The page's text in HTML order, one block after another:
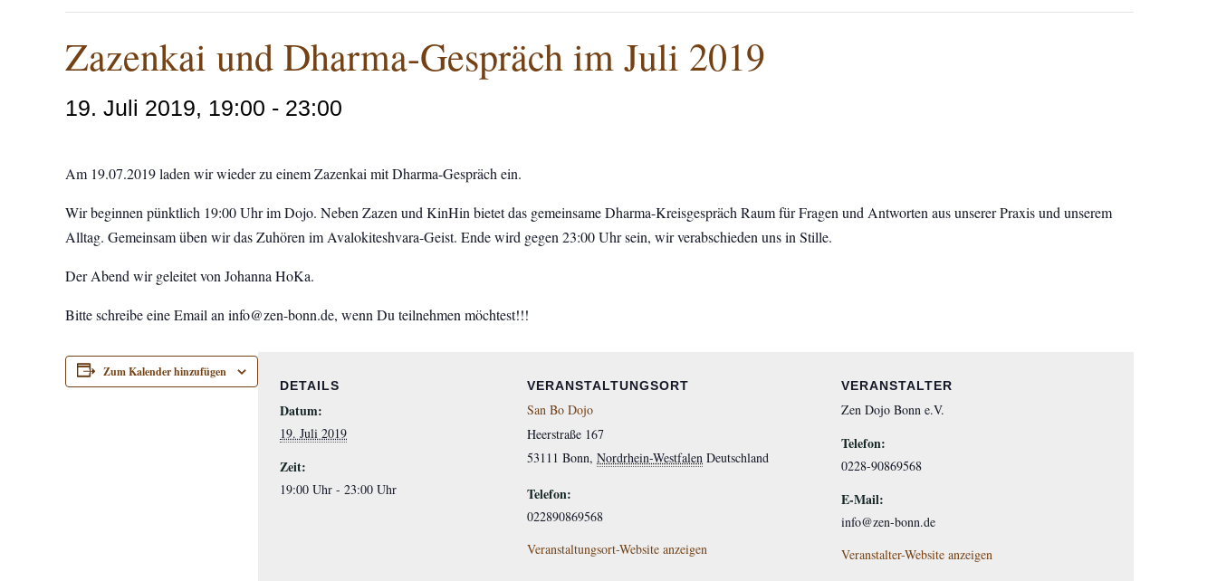
Zazenkai und Dharma-Gespräch im Juli 2019
19. Juli 2019, 19:00 - 23:00
Am 19.07.2019 laden wir wieder zu einem Zazenkai mit Dharma-Gespräch ein.
Wir beginnen pünktlich 19:00 Uhr im Dojo. Neben Zazen und KinHin bietet das gemeinsame Dharma-Kreisgespräch Raum für Fragen und Antworten aus unserer Praxis und unserem
Alltag. Gemeinsam üben wir das Zuhören im Avalokiteshvara-Geist. Ende wird gegen 23:00 Uhr sein, wir verabschieden uns in Stille.
Der Abend wir geleitet von Johanna HoKa.
Bitte schreibe eine Email an info@zen-bonn.de, wenn Du teilnehmen möchtest!!!
Zum Kalender hinzufügen
DETAILS
Datum:
19. Juli 2019
Zeit:
19:00 Uhr - 23:00 Uhr
VERANSTALTUNGSORT
San Bo Dojo
Heerstraße 167
53111 Bonn, Nordrhein-Westfalen Deutschland
Telefon:
022890869568
Veranstaltungsort-Website anzeigen
VERANSTALTER
Zen Dojo Bonn e.V.
Telefon:
0228-90869568
E-Mail:
info@zen-bonn.de
Veranstalter-Website anzeigen